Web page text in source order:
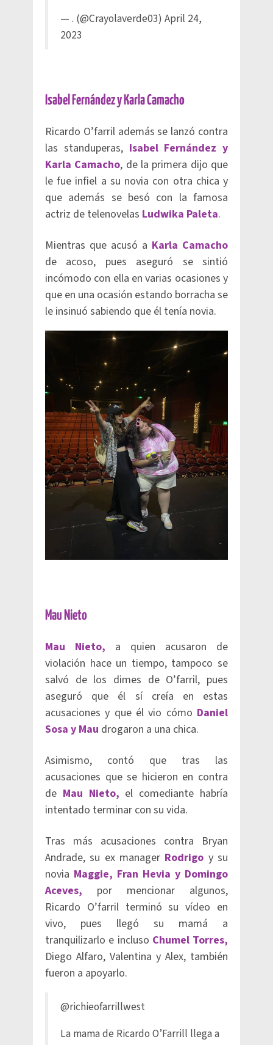
— . (@Crayolaverde03) April 24,
2023
Isabel Fernández y Karla Camacho
Ricardo O’farril además se lanzó contra
las standuperas,Isabel Fernández y
Karla Camacho, de la primera dijo que
le fue infiel a su novia con otra chica y
que además se besó con la famosa
actriz de telenovelas Ludwika Paleta.
Mientras que acusó a Karla Camacho
de acoso, pues aseguró se sintió
incómodo con ella en varias ocasiones y
que en una ocasión estando borracha se
le insinuó sabiendo que él tenía novia.
Mau Nieto
Mau Nieto, a quien acusaron de
violación hace un tiempo, tampoco se
salvó de los dimes de O’farril, pues
aseguró que él sí creía en estas
acusaciones y que él vio cómo Daniel
Sosa y Mau drogaron a una chica.
Asimismo, contó que tras las
acusaciones que se hicieron en contra
de Mau Nieto, el comediante habría
intentado terminar con su vida.
Tras más acusaciones contra Bryan
Andrade, su ex manager Rodrigo y su
novia Maggie, Fran Hevia y Domingo
Aceves, por mencionar algunos,
Ricardo O’farril terminó su vídeo en
vivo, pues llegó su mamá a
tranquilizarlo e incluso Chumel Torres,
Diego Alfaro, Valentina y Alex, también
fueron a apoyarlo.
@richieofarrillwest
La mama de Ricardo O’Farrill llega a